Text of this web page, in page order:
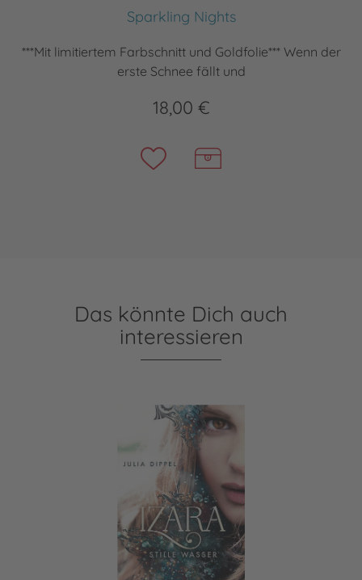
Sparkling Nights
***Mit limitiertem Farbschnitt und Goldfolie*** Wenn der
erste Schnee fällt und
18,00 €
Das könnte Dich auch
interessieren